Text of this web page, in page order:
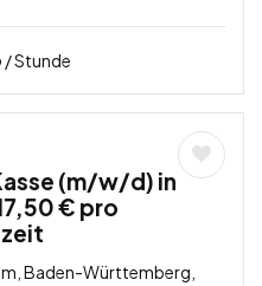
/ Stunde
(m/w/d) in
€ pro
Baden-Württemberg,